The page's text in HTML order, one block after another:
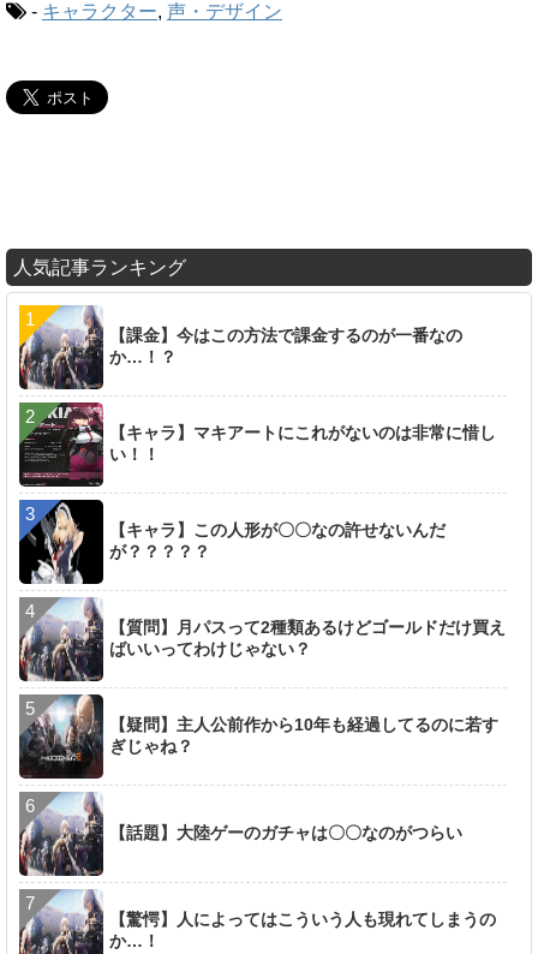
- キャラクター, 声・デザイン
人気記事ランキング
【課金】今はこの方法で課金するのが一番なの
か…！？
【キャラ】マキアートにこれがないのは非常に惜し
い！！
【キャラ】この人形が〇〇なの許せないんだ
が？？？？？
【質問】月パスって2種類あるけどゴールドだけ買え
ばいいってわけじゃない？
【疑問】主人公前作から10年も経過してるのに若す
ぎじゃね？
【話題】大陸ゲーのガチャは〇〇なのがつらい
【驚愕】人によってはこういう人も現れてしまうの
か…！